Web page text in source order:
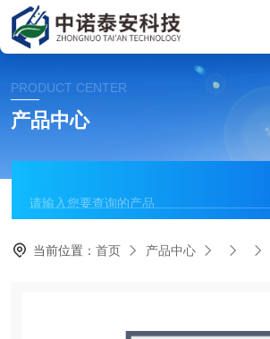
PRODUCT CENTER
产品中心
当前位置：首页 产品中心